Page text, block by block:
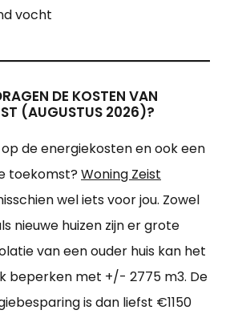
vocht
DE KOSTEN VAN
(AUGUSTUS 2026)?
op de energiekosten en ook een
toekomst? Woning Zeist
wel iets voor jou. Zowel
nieuwe huizen zijn er grote
van een ouder huis kan het
beperken met +/- 2775 m3. De
is dan liefst €1150